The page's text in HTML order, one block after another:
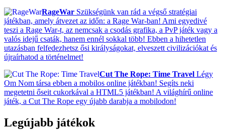
RageWar Szükségünk van rád a végső stratégiai
játékban, amely átvezet az időn: a Rage War-ban! Ami egyedivé
teszi a Rage War-t, az nemcsak a csodás grafika, a PvP játék vagy a
valós idejű csaták, hanem ennél sokkal több! Ebben a hihetetlen
utazásban felfedezhetsz ősi királyságokat, elveszett civilizációkat és
újraírhatod a történelmet!
Cut The Rope: Time Travel Légy
Om Nom társa ebben a mobilos online játékban! Segíts neki
megetetni őseit cukorkával a HTML5 játékban! A világhírű online
játék, a Cut The Rope egy újabb darabja a mobilodon!
Legújabb játékok